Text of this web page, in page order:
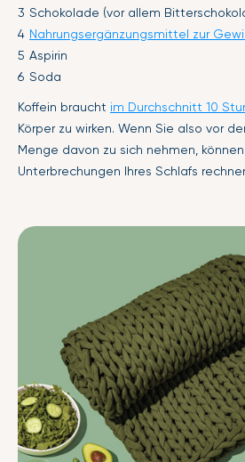
Schokolade (vor allem
Nahrungsergänzungsmittel zur
Aspirin
Soda
Koffein braucht im Durchschnitt 10
Körper zu wirken. Wenn Sie also vor
Menge davon zu sich nehmen,
Unterbrechungen Ihres Schlafs